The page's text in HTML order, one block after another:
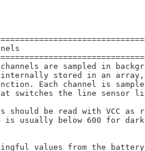
are sampled in
stored in an array,
Each channel is
switches the line sensor
should be read with VCC
usually below 600 for
values from the battery